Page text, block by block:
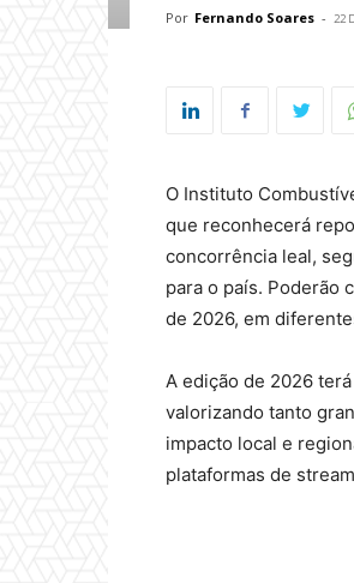
Por Fernando Soares - 22
O Instituto
que reconhecerá
concorrência leal,
para o país. Poderão
de 2026, em
A edição de 2026
valorizando tanto
impacto local e
plataformas de